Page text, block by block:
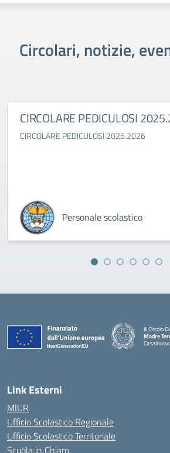
Circolari, notizie,
CIRCOLARE PEDICULOSI
CIRCOLARE PEDICULOSI 2025.2026
Personale scolastico
III Circolo
Madre
— Visita
Link Esterni
MIUR
Ufficio Scolastico Regionale
Ufficio Scolastico Territoriale
Scuola in Chiaro